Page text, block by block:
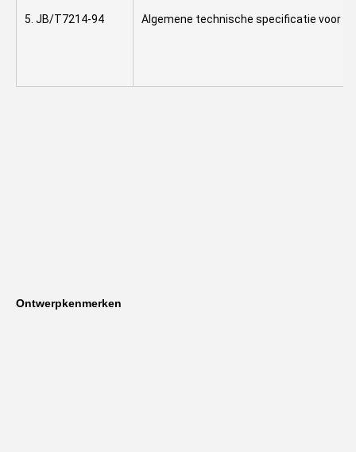
5. JB/T7214-94 Algemene technische specificatie voor
Ontwerpkenmerken